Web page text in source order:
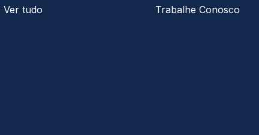
Ver tudo
Trabalhe Conosco